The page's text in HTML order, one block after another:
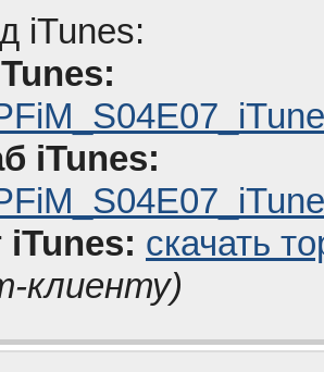
iTunes:
iTunes:
iTunes: скачать
клиенту)